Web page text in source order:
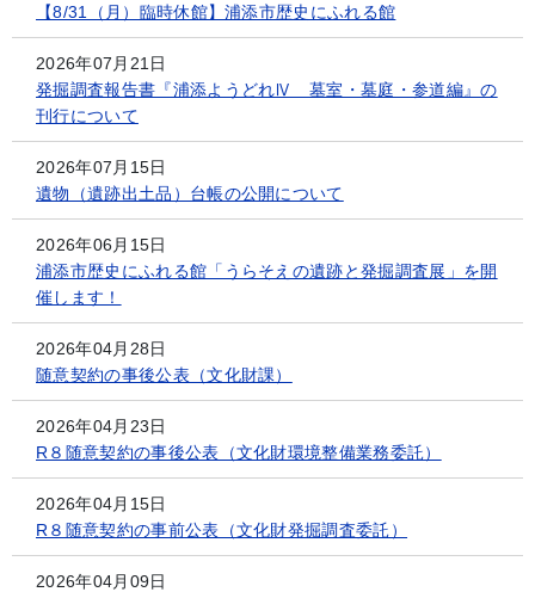
【8/31（月）臨時休館】浦添市歴史にふれる館
2026年07月21日
発掘調査報告書『浦添ようどれⅣ 墓室・墓庭・参道編』の
刊行について
2026年07月15日
遺物（遺跡出土品）台帳の公開について
2026年06月15日
浦添市歴史にふれる館「うらそえの遺跡と発掘調査展」を開
催します！
2026年04月28日
随意契約の事後公表（文化財課）
2026年04月23日
R８随意契約の事後公表（文化財環境整備業務委託）
2026年04月15日
R８随意契約の事前公表（文化財発掘調査委託）
2026年04月09日